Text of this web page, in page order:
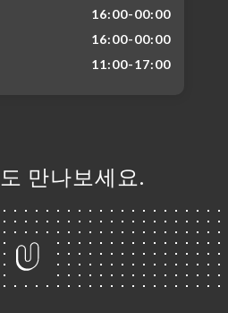
16:00-00:00
16:00-00:00
11:00-17:00
만나보세요.